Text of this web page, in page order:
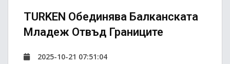
TURKEN Обединява Балканската
Младеж Отвъд Границите
2025-10-21 07:51:04